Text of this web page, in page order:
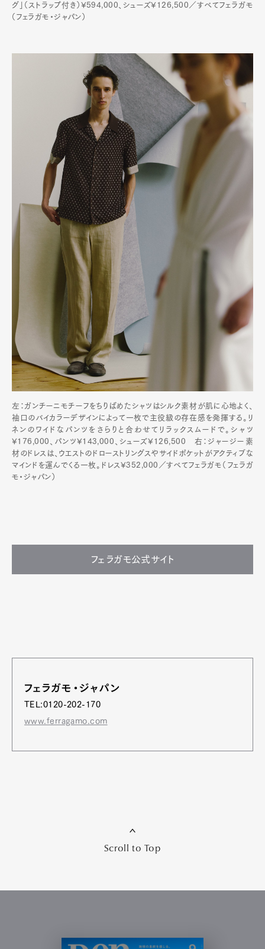
グ」（ストラップ付き）¥594,000、シューズ¥126,500／すべてフェラガモ
（フェラガモ・ジャパン）
左：ガンチーニモチーフをちりばめたシャツはシルク素材が肌に心地よく、
袖口のバイカラーデザインによって一枚で主役級の存在感を発揮する。リ
ネンのワイドなパンツをさらりと合わせてリラックスムードで。シャツ
¥176,000、パンツ¥143,000、シューズ¥126,500 右：ジャージー素
材のドレスは、ウエストのドローストリングスやサイドポケットがアクティブな
マインドを運んでくる一枚。ドレス¥352,000／すべてフェラガモ（フェラガ
モ・ジャパン）
フェラガモ公式サイト
フェラガモ・ジャパン
TEL:0120-202-170
www.ferragamo.com
Scroll to Top